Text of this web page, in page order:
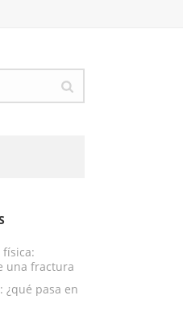
una fractura
pasa en